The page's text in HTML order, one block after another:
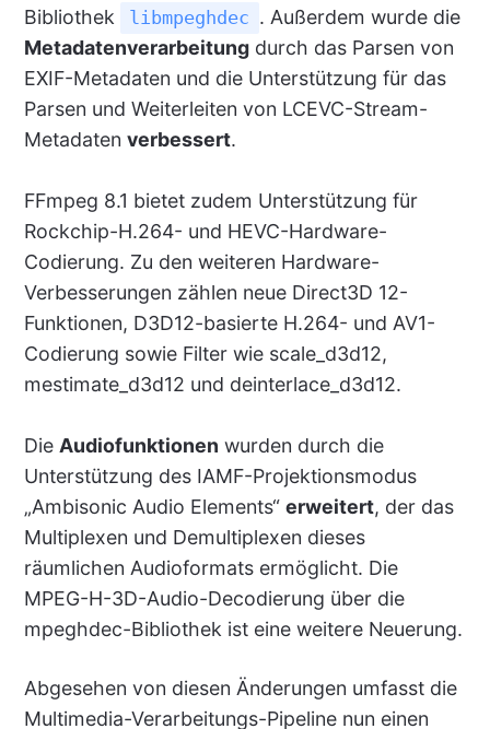
Bibliothek
libmpeghdec . Außerdem wurde die
Metadatenverarbeitungdurch das Parsen von
EXIF-Metadaten und die Unterstützung für das
Parsen und Weiterleiten von LCEVC-Stream-
Metadaten verbessert.
FFmpeg 8.1 bietet zudem Unterstützung für
Rockchip-H.264- und HEVC-Hardware-
Codierung. Zu den weiteren Hardware-
Verbesserungen zählen neue Direct3D 12-
Funktionen, D3D12-basierte H.264- und AV1-
Codierung sowie Filter wie scale_d3d12,
mestimate_d3d12 und deinterlace_d3d12.
Die Audiofunktionen wurden durch die
Unterstützung des IAMF-Projektionsmodus
„Ambisonic Audio Elements“ erweitert, der das
Multiplexen und Demultiplexen dieses
räumlichen Audioformats ermöglicht. Die
MPEG-H-3D-Audio-Decodierung über die
mpeghdec-Bibliothek ist eine weitere Neuerung.
Abgesehen von diesen Änderungen umfasst die
Multimedia-Verarbeitungs-Pipeline nun einen